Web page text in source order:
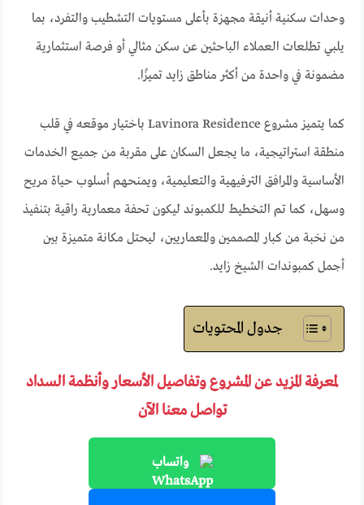
وحدات سكنية أنيقة مجهزة بأعلى مستويات التشطيب والتفرد، بما
يلبي تطلعات العملاء الباحثين عن سكن مثالي أو فرصة استثمارية
مضمونة في واحدة من أكثر مناطق زايد تميزًا.
كما يتميز مشروع Lavinora Residence باختيار موقعه في قلب
منطقة استراتيجية، ما يجعل السكان على مقربة من جميع الخدمات
الأساسية والمرافق الترفيهية والتعليمية، ويمنحهم أسلوب حياة مريح
وسهل، كما تم التخطيط للكمبوند ليكون تحفة معمارية راقية بتنفيذ
من نخبة من كبار المصممين والمعماريين، ليحتل مكانة متميزة بين
أجمل كمبوندات الشيخ زايد.
جدول المحتويات
لمعرفة المزيد عن المشروع وتفاصيل الأسعار وأنظمة السداد
تواصل معنا الآن
واتساب